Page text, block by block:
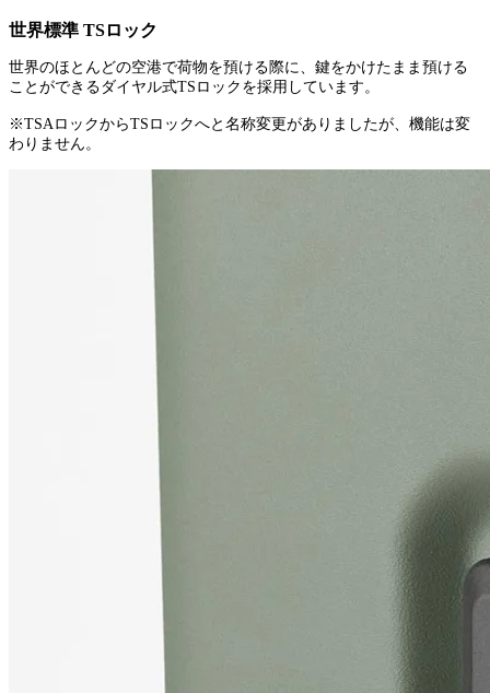
世界標準 TSロック
世界のほとんどの空港で荷物を預ける際に、鍵をかけたまま預ける
ことができるダイヤル式TSロックを採用しています。
※TSAロックからTSロックへと名称変更がありましたが、機能は変
わりません。